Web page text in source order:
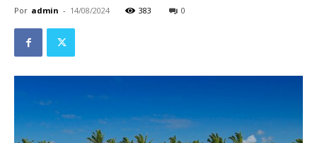
Por admin - 14/08/2024 383 0